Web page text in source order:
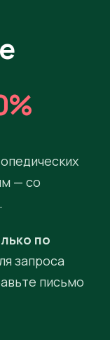
— со
по
запроса
письмо